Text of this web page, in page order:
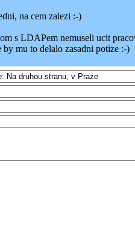
na cem zalezi :-)
s LDAPem nemuseli ucit
mu to delalo zasadni potize :-)